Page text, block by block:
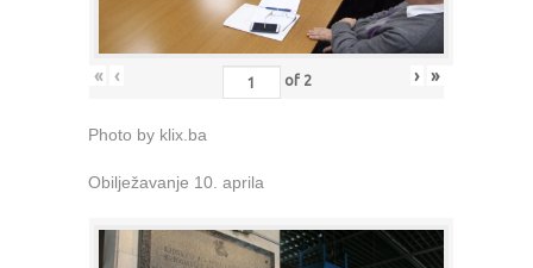
« ‹ of 2 › »
Photo by klix.ba
Obilježavanje 10. aprila